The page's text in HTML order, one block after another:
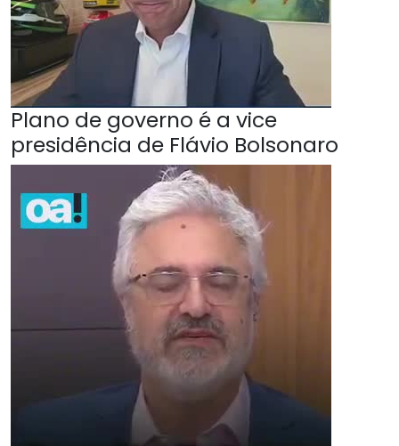
Plano de governo é a vice
presidência de Flávio Bolsonaro